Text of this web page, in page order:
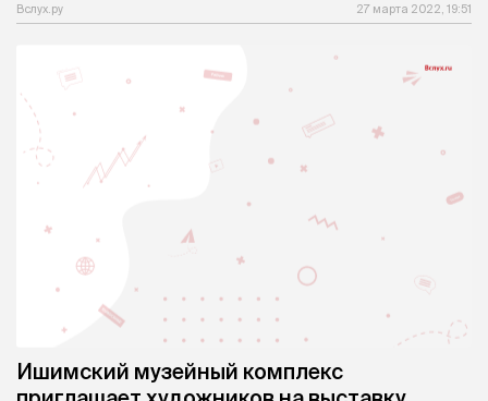
Вслух.ру 27 марта 2022, 19:51
Ишимский музейный комплекс